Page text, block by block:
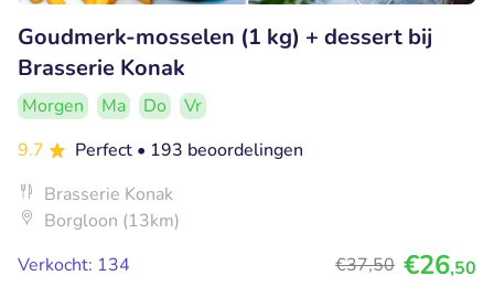
Goudmerk-mosselen (1 kg) + dessert bij
Brasserie Konak
Morgen Ma Do
Vr
9.7
Perfect • 193 beoordelingen
Brasserie Konak
Borgloon (13km)
Verkocht: 134
€37,50 €26,50